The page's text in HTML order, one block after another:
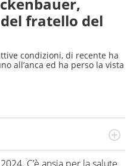
fratello del
condizioni, di recente ha
all’anca ed ha perso la vista
numerose manifestazioni
e testate. Esperienza,